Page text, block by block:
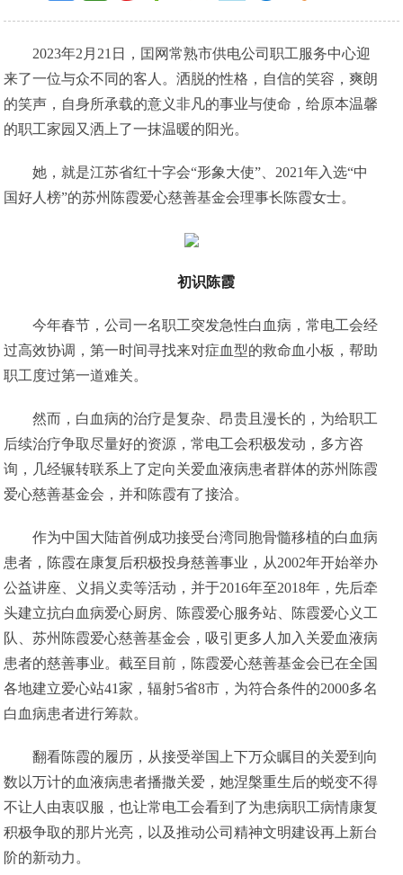
2023年2月21日，囯网常熟市供电公司职工服务中心迎
来了一位与众不同的客人。洒脱的性格，自信的笑容，爽朗
的笑声，自身所承载的意义非凡的事业与使命，给原本温馨
的职工家园又洒上了一抹温暖的阳光。
她，就是江苏省红十字会“形象大使”、2021年入选“中
国好人榜”的苏州陈霞爱心慈善基金会理事长陈霞女士。
初识陈霞
今年春节，公司一名职工突发急性白血病，常电工会经
过高效协调，第一时间寻找来对症血型的救命血小板，帮助
职工度过第一道难关。
然而，白血病的治疗是复杂、昂贵且漫长的，为给职工
后续治疗争取尽量好的资源，常电工会积极发动，多方咨
询，几经辗转联系上了定向关爱血液病患者群体的苏州陈霞
爱心慈善基金会，并和陈霞有了接洽。
作为中国大陆首例成功接受台湾同胞骨髓移植的白血病
患者，陈霞在康复后积极投身慈善事业，从2002年开始举办
公益讲座、义捐义卖等活动，并于2016年至2018年，先后牵
头建立抗白血病爱心厨房、陈霞爱心服务站、陈霞爱心义工
队、苏州陈霞爱心慈善基金会，吸引更多人加入关爱血液病
患者的慈善事业。截至目前，陈霞爱心慈善基金会已在全国
各地建立爱心站41家，辐射5省8市，为符合条件的2000多名
白血病患者进行筹款。
翻看陈霞的履历，从接受举国上下万众瞩目的关爱到向
数以万计的血液病患者播撒关爱，她涅槃重生后的蜕变不得
不让人由衷叹服，也让常电工会看到了为患病职工病情康复
积极争取的那片光亮，以及推动公司精神文明建设再上新台
阶的新动力。